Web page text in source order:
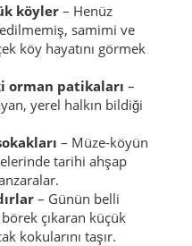
köyler – Henüz
samimi ve
köy hayatını görmek
orman patikaları –
yerel halkın bildiği
– Müze-köyün
tarihi ahşap
– Günün belli
çıkaran küçük
kokularını taşır.